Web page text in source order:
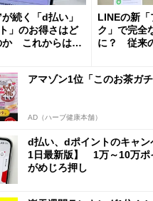
続く「d払い」
」のお得さはど
か これからは
LINEの新「
ク」で完全
に？ 従来
アマゾン1位「このお茶ガ
AD（ハーブ健康本舗）
d払い、dポイントのキャン
1日最新版】 1万～10万ポ
がめじろ押し